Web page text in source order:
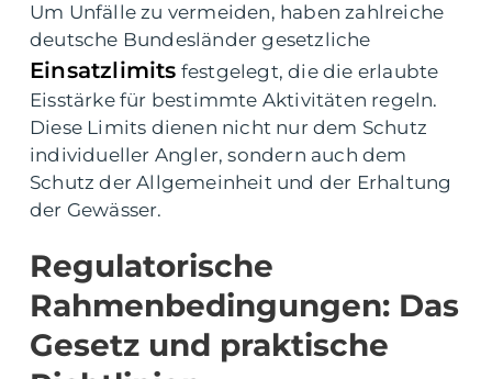
Um Unfälle zu vermeiden, haben zahlreiche
deutsche Bundesländer gesetzliche
Einsatzlimits festgelegt, die die erlaubte
Eisstärke für bestimmte Aktivitäten regeln.
Diese Limits dienen nicht nur dem Schutz
individueller Angler, sondern auch dem
Schutz der Allgemeinheit und der Erhaltung
der Gewässer.
Regulatorische
Rahmenbedingungen: Das
Gesetz und praktische